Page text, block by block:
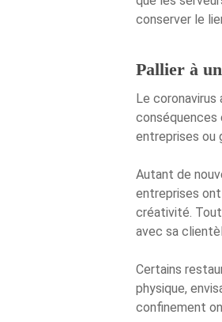
conserver le
Pallier à
Le coronavirus
conséquences
entreprises ou
Autant de
entreprises
créativité.
avec sa
Certains
physique,
confinement